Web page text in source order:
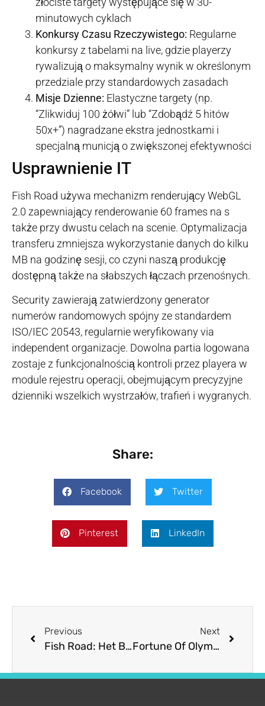
minutowych cyklach
Konkursy Czasu Rzeczywistego: Regularne
konkursy z tabelami na live, gdzie playerzy
rywalizują o maksymalny wynik w określonym
przedziale przy standardowych zasadach
Misje Dzienne: Elastyczne targety (np.
“Zlikwiduj 100 żółwi” lub “Zdobądź 5 hitów
50x+”) nagradzane ekstra jednostkami i
specjalną municją o zwiększonej efektywności
Usprawnienie IT
Fish Road używa mechanizm renderujący WebGL
2.0 zapewniający renderowanie 60 frames na s
także przy dwustu celach na scenie. Optymalizacja
transferu zmniejsza wykorzystanie danych do kilku
MB na godzinę sesji, co czyni naszą produkcję
dostępną także na słabszych łączach przenośnych.
Security zawierają zatwierdzony generator
numerów randomowych spójny ze standardem
ISO/IEC 20543, regularnie weryfikowany via
independent organizacje. Dowolna partia logowana
zostaje z funkcjonalnością kontroli przez playera w
module rejestru operacji, obejmującym precyzyjne
dzienniki wszelkich wystrzałów, trafień i wygranych.
Share:
Facebook Twitter
Pinterest LinkedIn
Previous
Fish Road: Het Beste Wegwijzer naar Onze Populaire Fishing Gok Game
Next
Fortune Of Olympus: Ein göttliche Spielabenteuer aus der klassischen Griechenland